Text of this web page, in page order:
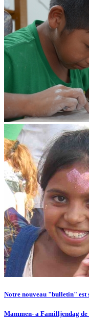
Notre nouveau "bulletin" est
Mammen- a Familljendag de